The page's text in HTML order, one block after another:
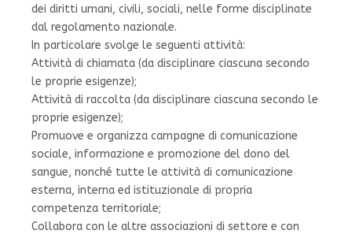
dei diritti umani, civili, sociali, nelle forme disciplinate
dal regolamento nazionale.
In particolare svolge le seguenti attività:
Attività di chiamata (da disciplinare ciascuna secondo
le proprie esigenze);
Attività di raccolta (da disciplinare ciascuna secondo le
proprie esigenze);
Promuove e organizza campagne di comunicazione
sociale, informazione e promozione del dono del
sangue, nonché tutte le attività di comunicazione
esterna, interna ed istituzionale di propria
competenza territoriale;
Collabora con le altre associazioni di settore e con